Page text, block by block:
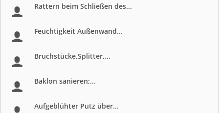
Rattern beim Schließen des...
Feuchtigkeit Außenwand...
Bruchstücke,Splitter,...
Baklon sanieren;...
Aufgeblühter Putz über...